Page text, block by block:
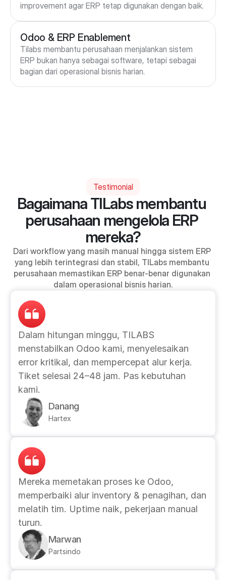
improvement agar ERP tetap digunakan dengan baik.
Odoo & ERP Enablement
Tilabs membantu perusahaan menjalankan sistem
ERP bukan hanya sebagai software, tetapi sebagai
bagian dari operasional bisnis harian.
Testimonial
Bagaimana TILabs membantu
perusahaan mengelola ERP
mereka?
Dari workflow yang masih manual hingga sistem ERP
yang lebih terintegrasi dan stabil, TILabs membantu
perusahaan memastikan ERP benar-benar digunakan
dalam operasional bisnis harian.
Dalam hitungan minggu, TILABS
menstabilkan Odoo kami, menyelesaikan
error kritikal, dan mempercepat alur kerja.
Tiket selesai 24–48 jam. Pas kebutuhan
kami.
Danang
Hartex
Mereka memetakan proses ke Odoo,
memperbaiki alur inventory & penagihan, dan
melatih tim. Uptime naik, pekerjaan manual
turun.
Marwan
Partsindo